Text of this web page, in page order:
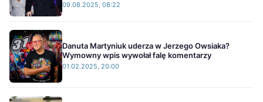
09.08.2025, 08:22
Danuta Martyniuk uderza w Jerzego Owsiaka?
Wymowny wpis wywołał falę komentarzy
01.02.2025, 20:00